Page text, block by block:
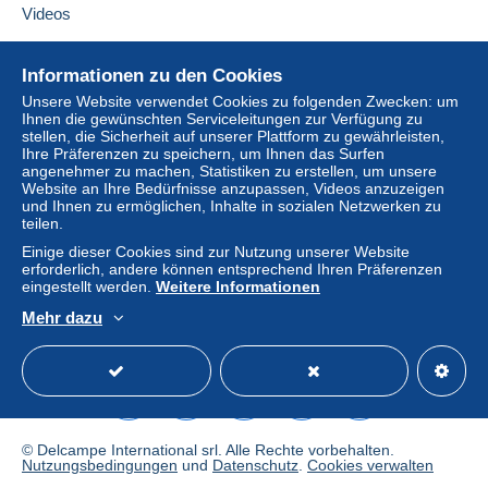
Diese Zone enthältein Land.
Versandoption
Zahlung per:
Brief (Standardformat/Kleinbrief)
1,70 €
2,70 €
Um auf die Lieferinformationen
zugreifen zu können, müssen Sie
Mitglied sein und sich einloggen.
Einlogg
en
Anmeld
en
Zahlungsbedingungen:
Alle Zahlungen erfolgen perKredit-/Debitkarteoder
anhand einer Überweisung auf Ihr Guthaben. Es dürfen
Informationen zu den Cookies
Unsere Website verwendet Cookies zu folgenden Zwecken: um
Ihnen die gewünschten Serviceleitungen zur Verfügung zu
stellen, die Sicherheit auf unserer Plattform zu gewährleisten,
Ihre Präferenzen zu speichern, um Ihnen das Surfen
angenehmer zu machen, Statistiken zu erstellen, um unsere
Website an Ihre Bedürfnisse anzupassen, Videos anzuzeigen
und Ihnen zu ermöglichen, Inhalte in sozialen Netzwerken zu
teilen.
Einige dieser Cookies sind zur Nutzung unserer Website
erforderlich, andere können entsprechend Ihren Präferenzen
eingestellt werden. Weitere Informationen
Mehr dazu
Videos
Online-Hilfe
Auf Delcampe kaufen
Auf Delcampe verkaufen
Eine sichere Website
© Delcampe International srl. Alle Rechte vorbehalten.
Nutzungsbedingungen und Datenschutz. Cookies verwalten